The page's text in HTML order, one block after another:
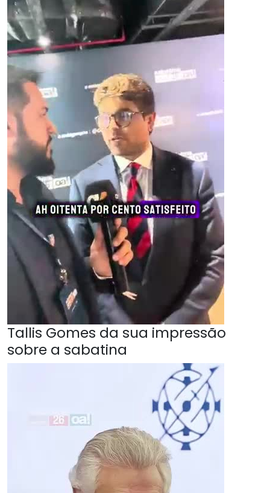
Tallis Gomes da sua impressão
sobre a sabatina